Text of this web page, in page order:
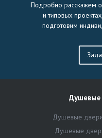
Подробно расскажем о
и типовых
подготовим
Душевые
Душевые
Душевые